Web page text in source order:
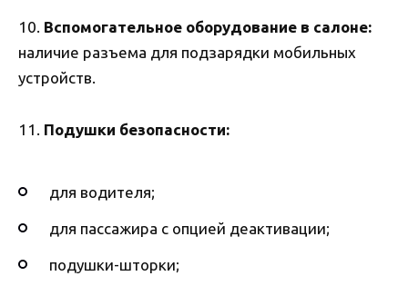
10. Вспомогательное оборудование в салоне:
наличие разъема для подзарядки мобильных
устройств.
11. Подушки безопасности:
для водителя;
для пассажира с опцией деактивации;
подушки-шторки;